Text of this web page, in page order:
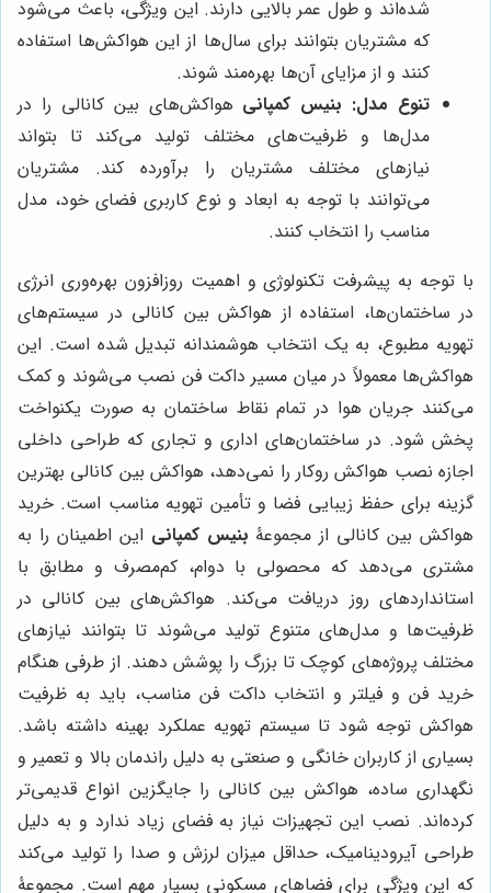
شده‌اند و طول عمر بالایی دارند. این ویژگی، باعث می‌شود
که مشتریان بتوانند برای سال‌ها از این هواکش‌ها استفاده
کنند و از مزایای آن‌ها بهره‌مند شوند.
تنوع مدل: بنیس کمپانی هواکش‌های بین کانالی را در
مدل‌ها و ظرفیت‌های مختلف تولید می‌کند تا بتواند
نیازهای مختلف مشتریان را برآورده کند. مشتریان
می‌توانند با توجه به ابعاد و نوع کاربری فضای خود، مدل
مناسب را انتخاب کنند.
با توجه به پیشرفت تکنولوژی و اهمیت روزافزون بهره‌وری انرژی
در ساختمان‌ها، استفاده از هواکش بین کانالی در سیستم‌های
تهویه مطبوع، به یک انتخاب هوشمندانه تبدیل شده است. این
هواکش‌ها معمولاً در میان مسیر داکت فن نصب می‌شوند و کمک
می‌کنند جریان هوا در تمام نقاط ساختمان به صورت یکنواخت
پخش شود. در ساختمان‌های اداری و تجاری که طراحی داخلی
اجازه نصب هواکش روکار را نمی‌دهد، هواکش بین کانالی بهترین
گزینه برای حفظ زیبایی فضا و تأمین تهویه مناسب است. خرید
هواکش بین کانالی از مجموعۀ بنیس کمپانی این اطمینان را به
مشتری می‌دهد که محصولی با دوام، کم‌مصرف و مطابق با
استانداردهای روز دریافت می‌کند. هواکش‌های بین کانالی در
ظرفیت‌ها و مدل‌های متنوع تولید می‌شوند تا بتوانند نیازهای
مختلف پروژه‌های کوچک تا بزرگ را پوشش دهند. از طرفی هنگام
خرید فن و فیلتر و انتخاب داکت فن مناسب، باید به ظرفیت
هواکش توجه شود تا سیستم تهویه عملکرد بهینه داشته باشد.
بسیاری از کاربران خانگی و صنعتی به دلیل راندمان بالا و تعمیر و
نگهداری ساده، هواکش بین کانالی را جایگزین انواع قدیمی‌تر
کرده‌اند. نصب این تجهیزات نیاز به فضای زیاد ندارد و به دلیل
طراحی آیرودینامیک، حداقل میزان لرزش و صدا را تولید می‌کند
که این ویژگی برای فضاهای مسکونی بسیار مهم است. مجموعۀ